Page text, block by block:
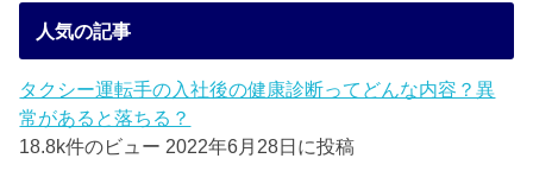
人気の記事
タクシー運転手の入社後の健康診断ってどんな内容？異
常があると落ちる？
18.8k件のビュー 2022年6月28日に投稿